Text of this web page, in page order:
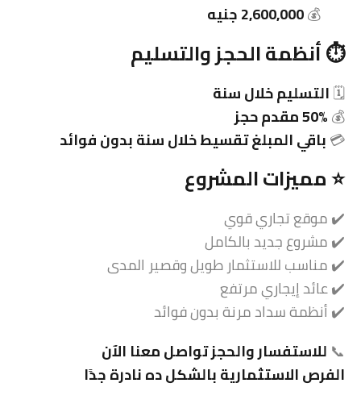
💰2,600,000 جنيه
⏱️ أنظمة الحجز والتسليم
🗓️التسليم خلال سنة
💰50% مقدم حجز
💳باقي المبلغ تقسيط خلال سنة بدون فوائد
⭐ مميزات المشروع
✔️ موقع تجاري قوي
✔️ مشروع جديد بالكامل
✔️ مناسب للاستثمار طويل وقصير المدى
✔️ عائد إيجاري مرتفع
✔️ أنظمة سداد مرنة بدون فوائد
📞 للاستفسار والحجز تواصل معنا الآن
الفرص الاستثمارية بالشكل ده نادرة جدًا